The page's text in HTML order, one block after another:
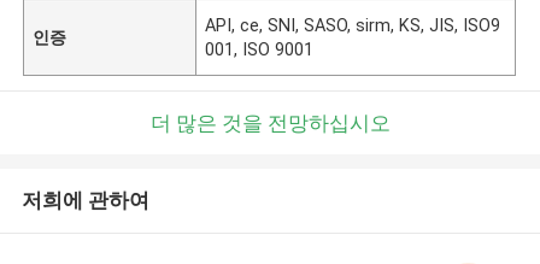
인증
API, ce, SNI, SASO, sirm, KS, JIS, ISO9
001, ISO 9001
더 많은 것을 전망하십시오
저희에 관하여